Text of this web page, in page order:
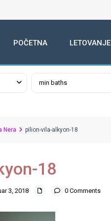
POČETNA LETOVANJE
min baths
Nera pilion-vila-alkyon-18
18
3, 2018 0 Comments